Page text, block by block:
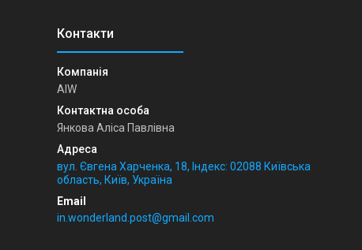
AIW
Янкова Аліса Павлівна
вул. Євгена Харченка, 18, Індекс: 02088 Київська
область, Київ, Україна
in.wonderland.post@gmail.com